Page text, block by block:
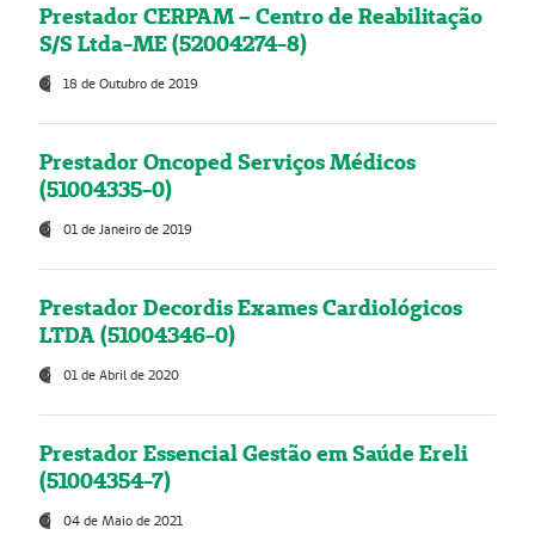
Prestador CERPAM – Centro de Reabilitação
S/S Ltda-ME (52004274-8)
18 de Outubro de 2019
Prestador Oncoped Serviços Médicos
(51004335-0)
01 de Janeiro de 2019
Prestador Decordis Exames Cardiológicos
LTDA (51004346-0)
01 de Abril de 2020
Prestador Essencial Gestão em Saúde Ereli
(51004354-7)
04 de Maio de 2021